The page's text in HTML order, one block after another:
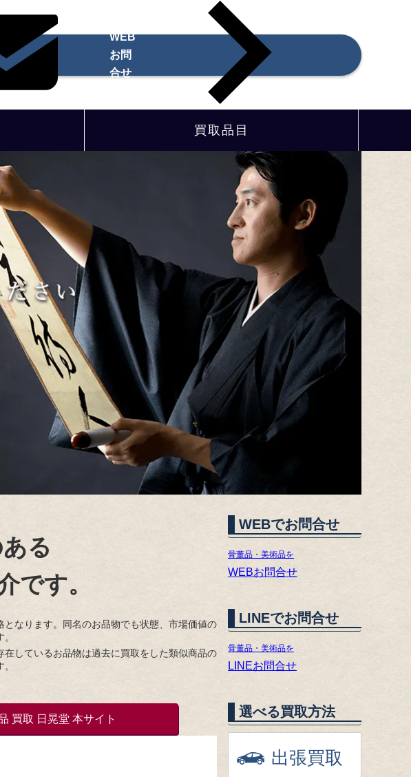
WEB
お問
合せ
買取品目
る
です。
なります。同名のお品物でも状態、市場価値の
しているお品物は過去に買取をした類似商品の
買取 日晃堂 本サイト
WEBでお問合せ
骨董品・美術品を
WEBお問合せ
LINEでお問合せ
骨董品・美術品を
LINEお問合せ
選べる買取方法
出張買取